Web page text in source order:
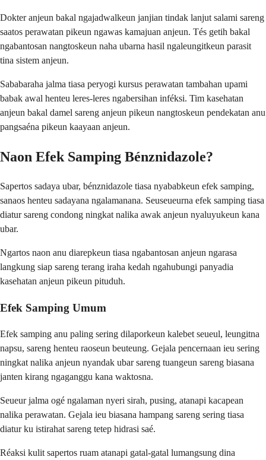
Dokter anjeun bakal ngajadwalkeun janjian tindak lanjut salami sareng
saatos perawatan pikeun ngawas kamajuan anjeun. Tés getih bakal
ngabantosan nangtoskeun naha ubarna hasil ngaleungitkeun parasit
tina sistem anjeun.
Sababaraha jalma tiasa peryogi kursus perawatan tambahan upami
babak awal henteu leres-leres ngabersihan inféksi. Tim kasehatan
anjeun bakal damel sareng anjeun pikeun nangtoskeun pendekatan anu
pangsaéna pikeun kaayaan anjeun.
Naon Efek Samping Bénznidazole?
Sapertos sadaya ubar, bénznidazole tiasa nyababkeun efek samping,
sanaos henteu sadayana ngalamanana. Seuseueurna efek samping tiasa
diatur sareng condong ningkat nalika awak anjeun nyaluyukeun kana
ubar.
Ngartos naon anu diarepkeun tiasa ngabantosan anjeun ngarasa
langkung siap sareng terang iraha kedah ngahubungi panyadia
kasehatan anjeun pikeun pituduh.
Efek Samping Umum
Efek samping anu paling sering dilaporkeun kalebet seueul, leungitna
napsu, sareng henteu raoseun beuteung. Gejala pencernaan ieu sering
ningkat nalika anjeun nyandak ubar sareng tuangeun sareng biasana
janten kirang ngaganggu kana waktosna.
Seueur jalma ogé ngalaman nyeri sirah, pusing, atanapi kacapean
nalika perawatan. Gejala ieu biasana hampang sareng sering tiasa
diatur ku istirahat sareng tetep hidrasi saé.
Réaksi kulit sapertos ruam atanapi gatal-gatal lumangsung dina